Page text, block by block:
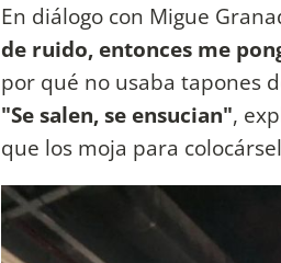
En diálogo con Migue
de ruido, entonces me
por qué no usaba tapones
"Se salen, se ensucian",
que los moja para